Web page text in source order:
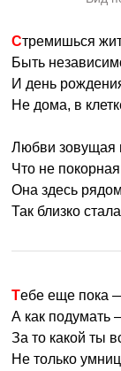
Стремишься
Быть
И день
Не дома, в
Любви зовущая
Что не
Она здесь
Так близко
Тебе еще пока
А как подумать
За то какой ты
Не только